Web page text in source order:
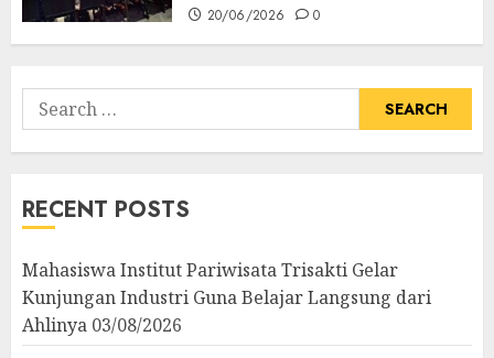
20/06/2026 0
Search
for:
RECENT POSTS
Mahasiswa Institut Pariwisata Trisakti Gelar
Kunjungan Industri Guna Belajar Langsung dari
Ahlinya 03/08/2026